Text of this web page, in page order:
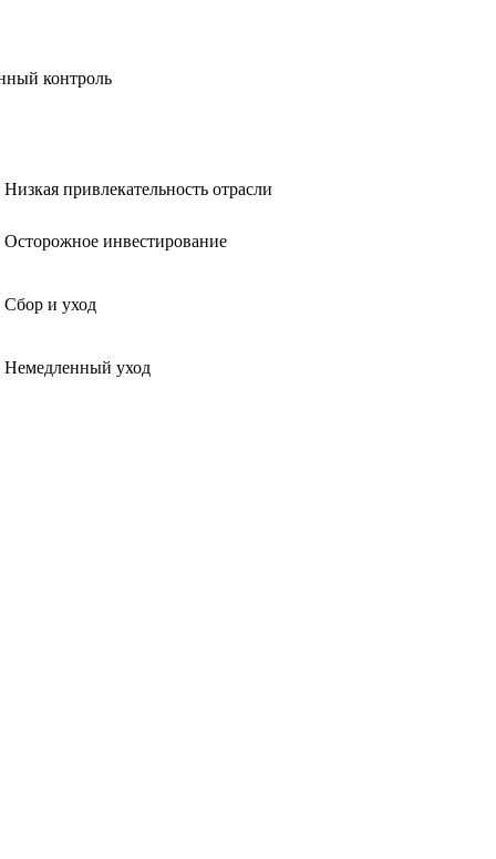
контроль
Низкая привлекательность отрасли
Осторожное инвестирование
Сбор и уход
Немедленный уход